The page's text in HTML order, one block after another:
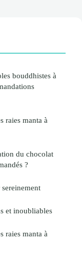
bouddhistes à
raies manta à
du chocolat
?
et inoubliables
raies manta à